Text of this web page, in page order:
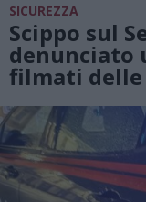
SICUREZZA
Scippo sul
denunciato
filmati delle